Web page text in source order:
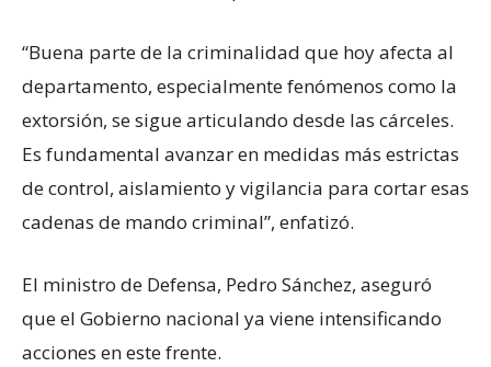
“Buena parte de la criminalidad que hoy afecta al
departamento, especialmente fenómenos como la
extorsión, se sigue articulando desde las cárceles.
Es fundamental avanzar en medidas más estrictas
de control, aislamiento y vigilancia para cortar esas
cadenas de mando criminal”, enfatizó.
El ministro de Defensa, Pedro Sánchez, aseguró
que el Gobierno nacional ya viene intensificando
acciones en este frente.